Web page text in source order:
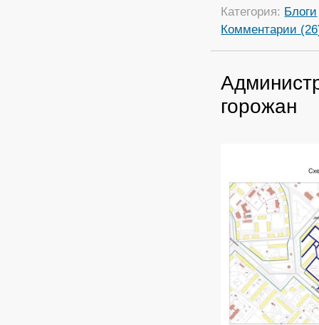
Категория: Блоги
Комментарии
горожан